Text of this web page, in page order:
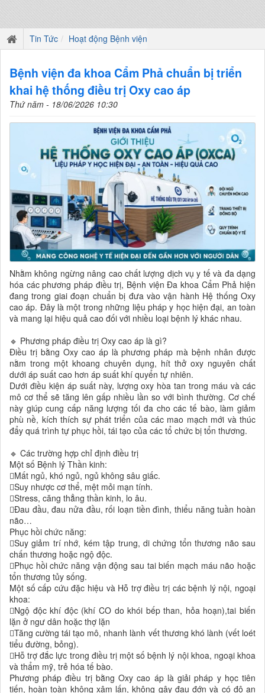
Tin Tức Hoạt động Bệnh viện
Bệnh viện đa khoa Cẩm Phả chuẩn bị triển
khai hệ thống điều trị Oxy cao áp
Thứ năm - 18/06/2026 10:30
Nhằm không ngừng nâng cao chất lượng dịch vụ y tế và đa dạng
hóa các phương pháp điều trị, Bệnh viện Đa khoa Cẩm Phả hiện
đang trong giai đoạn chuẩn bị đưa vào vận hành Hệ thống Oxy
cao áp. Đây là một trong những liệu pháp y học hiện đại, an toàn
và mang lại hiệu quả cao đối với nhiều loại bệnh lý khác nhau.
🔹 Phương pháp điều trị Oxy cao áp là gì?
Điều trị bằng Oxy cao áp là phương pháp mà bệnh nhân được
nằm trong một khoang chuyên dụng, hít thở oxy nguyên chất
dưới áp suất cao hơn áp suất khí quyển tự nhiên.
Dưới điều kiện áp suất này, lượng oxy hòa tan trong máu và các
mô cơ thể sẽ tăng lên gấp nhiều lần so với bình thường. Cơ chế
này giúp cung cấp năng lượng tối đa cho các tế bào, làm giảm
phù nề, kích thích sự phát triển của các mao mạch mới và thúc
đẩy quá trình tự phục hồi, tái tạo của các tổ chức bị tổn thương.
🔹 Các trường hợp chỉ định điều trị
Một số Bệnh lý Thần kinh:
Mất ngủ, khó ngủ, ngủ không sâu giấc.
Suy nhược cơ thể, mệt mỏi mạn tính.
Stress, căng thẳng thần kinh, lo âu.
Đau đầu, đau nửa đầu, rối loạn tiền đình, thiểu năng tuần hoàn
não…
Phục hồi chức năng:
Suy giảm trí nhớ, kém tập trung, di chứng tổn thương não sau
chấn thương hoặc ngộ độc.
Phục hồi chức năng vận động sau tai biến mạch máu não hoặc
tổn thương tủy sống.
Một số cấp cứu đặc hiệu và Hỗ trợ điều trị các bệnh lý nội, ngoại
khoa:
Ngộ độc khí độc (khí CO do khói bếp than, hỏa hoạn),tai biến
lặn ở ngư dân hoặc thợ lặn
Tăng cường tái tạo mô, nhanh lành vết thương khó lành (vết loét
tiểu đường, bỏng).
Hỗ trợ đắc lực trong điều trị một số bệnh lý nội khoa, ngoại khoa
và thẩm mỹ, trẻ hóa tế bào.
Phương pháp điều trị bằng Oxy cao áp là giải pháp y học tiên
tiến, hoàn toàn không xâm lấn, không gây đau đớn và có độ an